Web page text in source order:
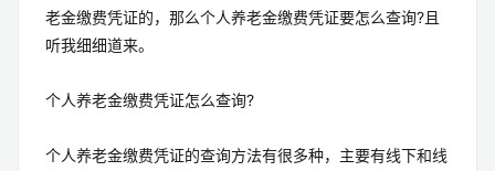
老金缴费凭证的，那么个人养老金缴费凭证要怎么查询?且
听我细细道来。
个人养老金缴费凭证怎么查询?
个人养老金缴费凭证的查询方法有很多种，主要有线下和线